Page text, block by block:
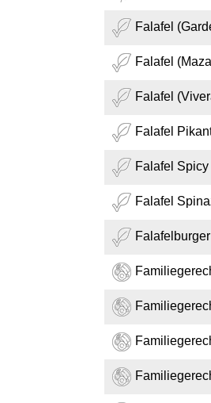
Falafel
Falafel
Falafel
Falafel
Falafel
Falafel